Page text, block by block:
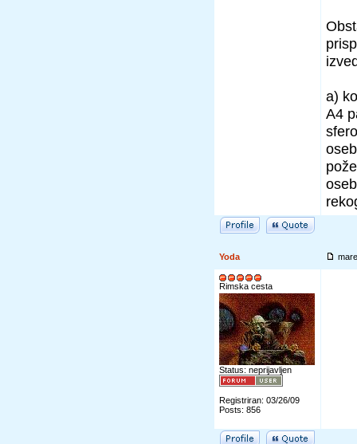
a)
A4
Yoda
Rimska cesta
Status: neprijavljen
Registriran: 03/26/09
Posts: 856